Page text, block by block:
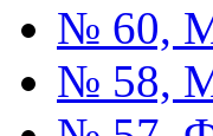
№ 60,
№ 58,